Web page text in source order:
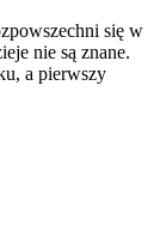
się w
nie są znane.
a pierwszy